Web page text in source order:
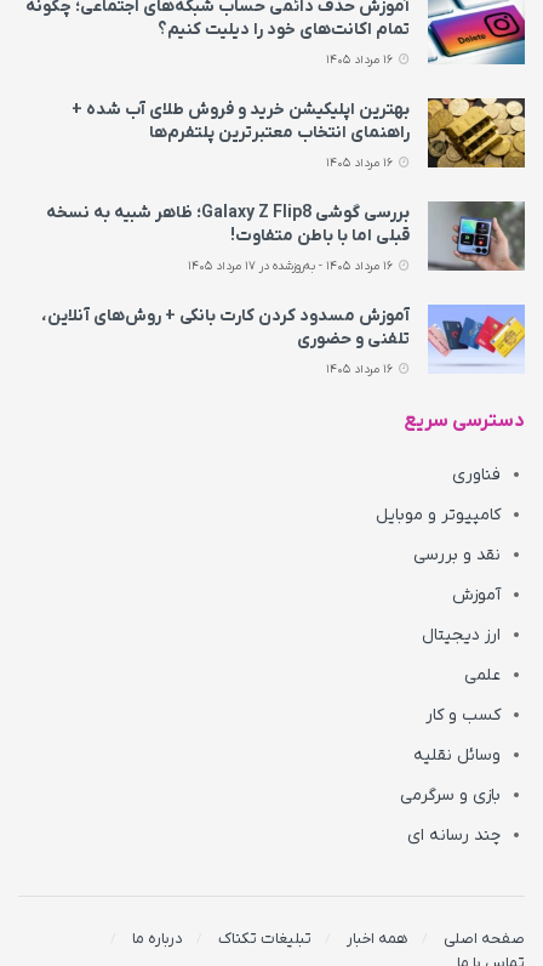
آموزش حذف دائمی حساب شبکه‌های اجتماعی؛ چگونه
تمام اکانت‌های خود را دیلیت کنیم؟
بهترین اپلیکیشن خرید و فروش طلای آب شده +
راهنمای انتخاب معتبرترین پلتفرم‌ها
بررسی گوشی Galaxy Z Flip8؛ ظاهر شبیه به نسخه
قبلی اما با باطن متفاوت!
آموزش مسدود کردن کارت بانکی + روش‌های آنلاین،
تلفنی و حضوری
دسترسی سریع
فناوری
کامپیوتر و موبایل
نقد و بررسی
آموزش
ارز دیجیتال
علمی
کسب و کار
وسائل نقلیه
بازی و سرگرمی
چند رسانه ای
صفحه اصلی همه اخبار تبلیغات تکناک
درباره ما